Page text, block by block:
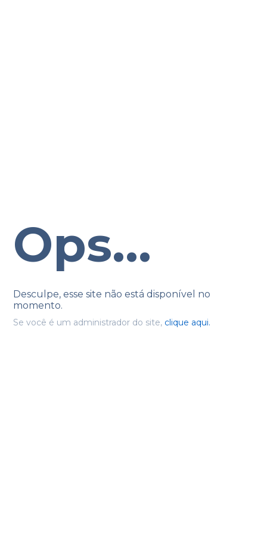
Ops...
Desculpe, esse site não está disponível no
momento.
Se você é um administrador do site, clique aqui.